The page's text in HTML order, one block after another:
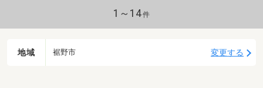
1～14件
地域 裾野市 変更する